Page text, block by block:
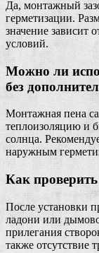
Да, монтажный
герметизации.
значение зависит
условий.
Можно ли
без
Монтажная пена
теплоизоляцию и
солнца.
наружным
Как
После установки
ладони или
прилегания
также отсутствие